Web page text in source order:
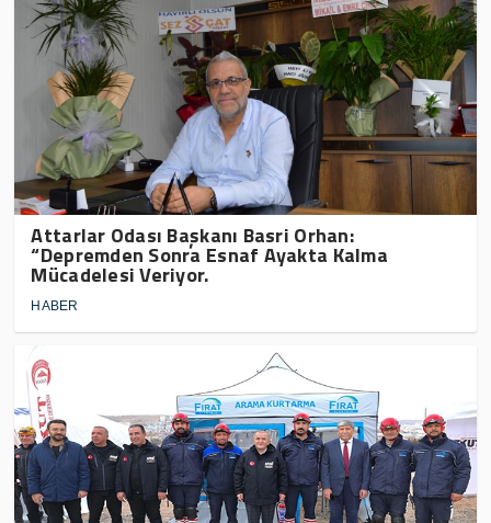
Attarlar Odası Başkanı Basri Orhan:
“Depremden Sonra Esnaf Ayakta Kalma
Mücadelesi Veriyor.
HABER